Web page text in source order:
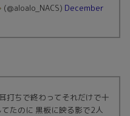
(@aloalo_NACS) December
打ちで終わってそれだけで十
たのに 黒板に映る影で2人